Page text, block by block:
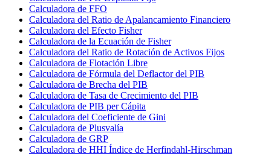
Calculadora de FFO
Calculadora del Ratio de Apalancamiento Financiero
Calculadora del Efecto Fisher
Calculadora de la Ecuación de Fisher
Calculadora del Ratio de Rotación de Activos Fijos
Calculadora de Flotación Libre
Calculadora de Fórmula del Deflactor del PIB
Calculadora de Brecha del PIB
Calculadora de Tasa de Crecimiento del PIB
Calculadora de PIB per Cápita
Calculadora del Coeficiente de Gini
Calculadora de Plusvalía
Calculadora de GRP
Calculadora de HHI Índice de Herfindahl-Hirschman